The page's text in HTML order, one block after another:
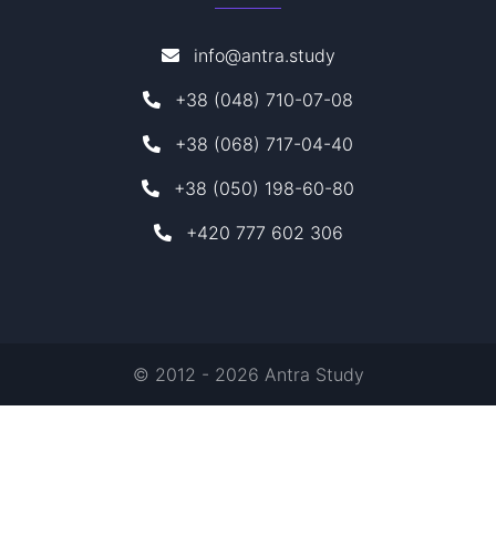
info@antra.study
+38 (048) 710-07-08
+38 (068) 717-04-40
+38 (050) 198-60-80
+420 777 602 306
© 2012 - 2026 Antra Study